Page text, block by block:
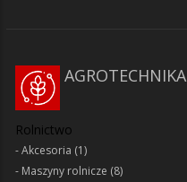
AGROTECHNIKA
Rolnictwo
Akcesoria (1)
Maszyny rolnicze (8)